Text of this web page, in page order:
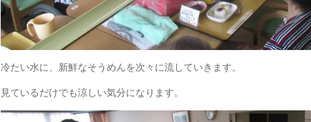
冷たい水に、新鮮なそうめんを次々に流していきます。
見ているだけでも涼しい気分になります。